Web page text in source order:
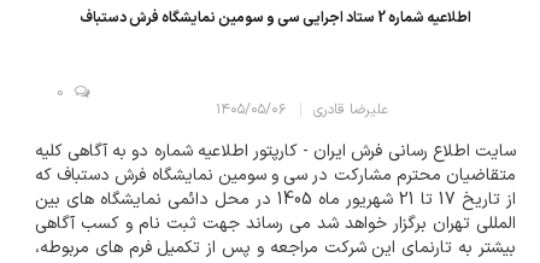
اطلاعیه شماره 2 ستاد اجرایی سی و سومین نمایشگاه فرش دستباف
علیرضا قادری ۱۴۰۵/۰۵/۰۶
0
سایت اطلاع رسانی فرش ایران - کارپتور اطلاعیه شماره دو به آگاهی کلیه
متقاضیان محترم مشارکت در سی و سومین نمایشگاه فرش دستباف که
از تاریخ 17 تا 21 شهریور ماه 1405 در محل دائمی نمایشگاه های بین
المللی تهران برگزار خواهد شد می رساند جهت ثبت نام و کسب آگاهی
بیشتر به تارنمای این شرکت مراجعه و پس از تکمیل فرم های مربوطه،